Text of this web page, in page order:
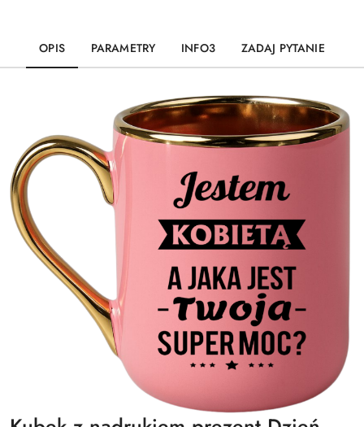
OPIS PARAMETRY INFO3 ZADAJ PYTANIE